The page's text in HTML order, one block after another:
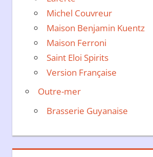
Michel Couvreur
Maison Benjamin Kuentz
Maison Ferroni
Saint Eloi Spirits
Version Française
Outre-mer
Brasserie Guyanaise